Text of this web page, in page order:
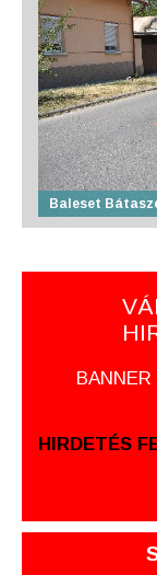
Baleset
HIRDETÉS